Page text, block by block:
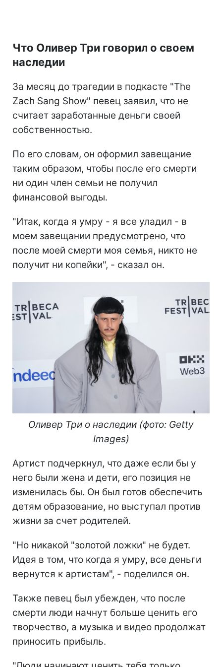
Что Оливер Три говорил о своем
наследии
За месяц до трагедии в подкасте "The
Zach Sang Show" певец заявил, что не
считает заработанные деньги своей
собственностью.
По его словам, он оформил завещание
таким образом, чтобы после его смерти
ни один член семьи не получил
финансовой выгоды.
"Итак, когда я умру - я все уладил - в
моем завещании предусмотрено, что
после моей смерти моя семья, никто не
получит ни копейки", - сказал он.
Оливер Три о наследии (фото: Getty
Images)
Артист подчеркнул, что даже если бы у
него были жена и дети, его позиция не
изменилась бы. Он был готов обеспечить
детям образование, но выступал против
жизни за счет родителей.
"Но никакой "золотой ложки" не будет.
Идея в том, что когда я умру, все деньги
вернутся к артистам", - поделился он.
Также певец был убежден, что после
смерти люди начнут больше ценить его
творчество, а музыка и видео продолжат
приносить прибыль.